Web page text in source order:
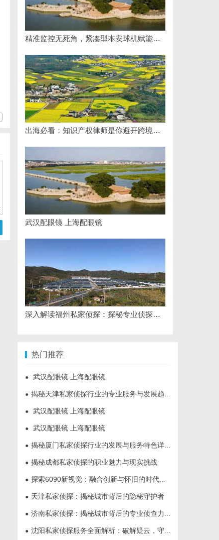
精准监控无死角，紧凑型本安球机赋能安全管理
出海必看：知识产权律师是你避开跨境雷区的安全垫
武汉配眼镜 上海配眼镜
深入解读福州私家侦探：探秘专业侦探服务的魅力与实用价值
热门推荐
● 武汉配眼镜 上海配眼镜
● 揭秘天津私家侦探行业的专业服务与发展趋势
● 武汉配眼镜 上海配眼镜
● 武汉配眼镜 上海配眼镜
● 揭秘厦门私家侦探行业的发展与服务特色详解
● 揭秘成都私家侦探的职业魅力与现实挑战
● 探索6090新视觉：融合创新与怀旧的时代艺术表达
● 天津私家侦探：揭秘城市背后的隐秘守护者
● 济南私家侦探：揭秘城市背后的专业侦查力量
● 沈阳私家侦探服务全面解析：破解疑云，守护真相的专家助力